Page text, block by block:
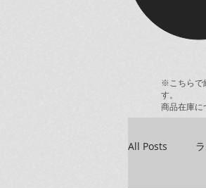
※こちらで
す。
商品在庫に
All Posts